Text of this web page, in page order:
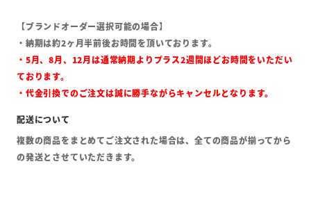
【ブランドオーダー選択可能の場合】
・納期は約2ヶ月半前後お時間を頂いております。
・5月、8月、12月は通常納期よりプラス2週間ほどお時間をいただい
ております。
・代金引換でのご注文は誠に勝手ながらキャンセルとなります。
複数の商品をまとめてご注文された場合は、全ての商品が揃ってから
の発送とさせていただきます。